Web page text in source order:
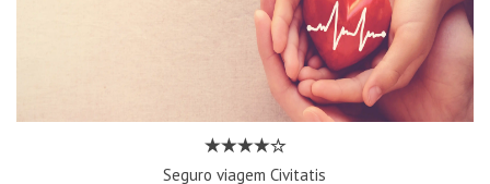
Seguro viagem Civitatis